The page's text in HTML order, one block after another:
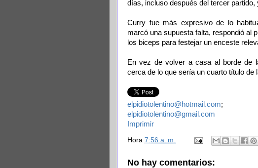
días, incluso después del tercer partido,
Curry fue más expresivo de lo
marcó una supuesta falta, respondió al
los biceps para festejar un enceste
En vez de volver a casa al borde de
cerca de lo que sería un cuarto título de
elpidiotolentino@hotmail.com;
elpidiotolentino@gmail.com
Imprimir
Hora 7:56 a. m.
No hay comentarios: